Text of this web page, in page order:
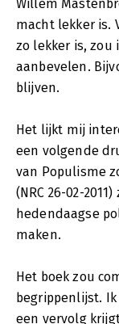
Willem
macht lekker is.
zo lekker is, zou
aanbevelen.
blijven.
Het lijkt mij
een volgende
van Populisme
(NRC 26-02-
hedendaagse
maken.
Het boek zou
begrippenlijst.
een vervolg